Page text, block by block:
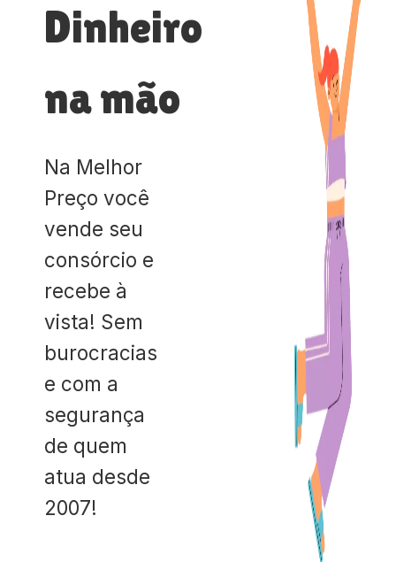
Dinheiro
na mão
Na Melhor
Preço você
vende seu
consórcio e
recebe à
vista! Sem
burocracias
e com a
segurança
de quem
atua desde
2007!